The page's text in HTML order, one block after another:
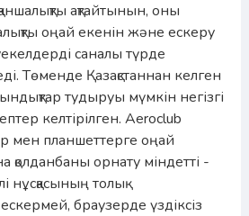
ақтайтынын, оны
оңай екенін және ескеру
саналы түрде
Төменде Қазақстаннан келген
тудыруы мүмкін негізгі
келтірілген. Aeroclub
мен планшеттерге оңай
қолданбаны орнату міндетті -
нұсқасының толық
браузерде үздіксіз